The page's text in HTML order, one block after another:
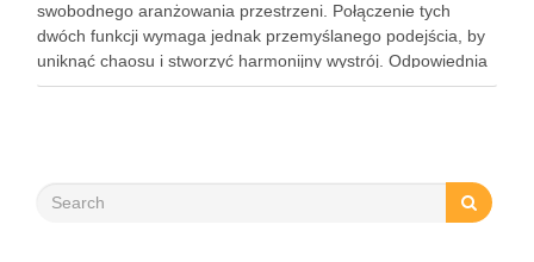
swobodnego aranżowania przestrzeni. Połączenie tych
dwóch funkcji wymaga jednak przemyślanego podejścia, by
uniknąć chaosu i stworzyć harmonijny wystrój. Odpowiednia
aranżacja salonu z aneksem kuchennym może całkowicie